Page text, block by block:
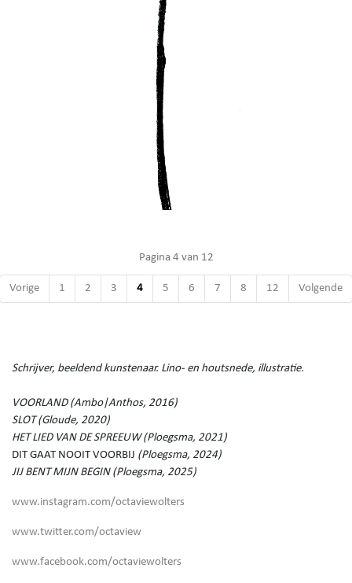
Pagina 4 van 12
Vorige 1 2 3 4 5 6 7 8 12 Volgende
Schrijver, beeldend kunstenaar. Lino- en houtsnede, illustratie.
VOORLAND (Ambo|Anthos, 2016)
SLOT (Gloude, 2020)
HET LIED VAN DE SPREEUW (Ploegsma, 2021)
DIT GAAT NOOIT VOORBIJ (Ploegsma, 2024)
JIJ BENT MIJN BEGIN (Ploegsma, 2025)
www.instagram.com/octaviewolters
www.twitter.com/octaview
www.facebook.com/octaviewolters